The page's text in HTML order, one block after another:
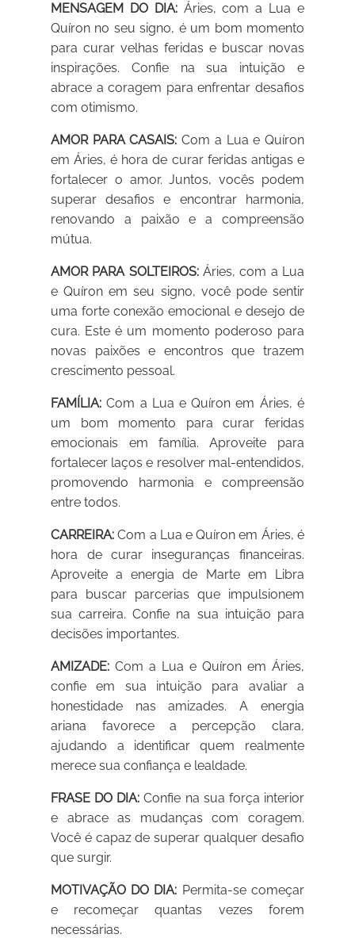
MENSAGEM DO DIA:Áries, com a Lua e
Quíron no seu signo, é um bom momento
para curar velhas feridas e buscar novas
inspirações. Confie na sua intuição e
abrace a coragem para enfrentar desafios
com otimismo.
AMOR PARA CASAIS: Com a Lua e Quíron
em Áries, é hora de curar feridas antigas e
fortalecer o amor. Juntos, vocês podem
superar desafios e encontrar harmonia,
renovando a paixão e a compreensão
mútua.
AMOR PARA SOLTEIROS:Áries, com a Lua
e Quíron em seu signo, você pode sentir
uma forte conexão emocional e desejo de
cura. Este é um momento poderoso para
novas paixões e encontros que trazem
crescimento pessoal.
FAMÍLIA: Com a Lua e Quíron em Áries, é
um bom momento para curar feridas
emocionais em família. Aproveite para
fortalecer laços e resolver mal-entendidos,
promovendo harmonia e compreensão
entre todos.
CARREIRA: Com a Lua e Quíron em Áries, é
hora de curar inseguranças financeiras.
Aproveite a energia de Marte em Libra
para buscar parcerias que impulsionem
sua carreira. Confie na sua intuição para
decisões importantes.
AMIZADE: Com a Lua e Quíron em Áries,
confie em sua intuição para avaliar a
honestidade nas amizades. A energia
ariana favorece a percepção clara,
ajudando a identificar quem realmente
merece sua confiança e lealdade.
FRASE DO DIA: Confie na sua força interior
e abrace as mudanças com coragem.
Você é capaz de superar qualquer desafio
que surgir.
MOTIVAÇÃO DO DIA: Permita-se começar
e recomeçar quantas vezes forem
necessárias.